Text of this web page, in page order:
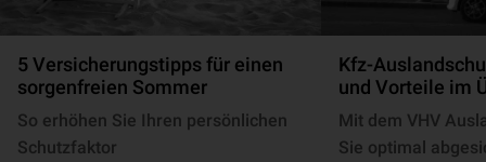
5 Versicherungstipps für einen
sorgenfreien Sommer
So erhöhen Sie Ihren persönlichen
Schutzfaktor
Kfz-
und Vorteile im
Mit dem VHV
Sie optimal